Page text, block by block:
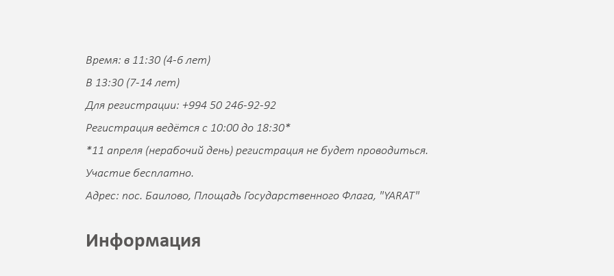
Время: в 11:30 (4-6 лет)
В 13:30 (7-14 лет)
Для регистрации: +994 50 246-92-92
Регистрация ведётся с 10:00 до 18:30*
*11 апреля (нерабочий день) регистрация не будет проводиться.
Участие бесплатно.
Адрес: пос. Баилово, Площадь Государственного Флага, "YARAT"
Информация